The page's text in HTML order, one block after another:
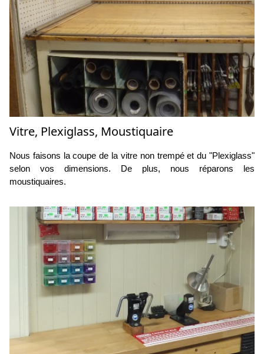
Vitre, Plexiglass, Moustiquaire
Nous faisons la coupe de la vitre non trempé et du "Plexiglass"
selon vos dimensions. De plus, nous réparons les
moustiquaires.